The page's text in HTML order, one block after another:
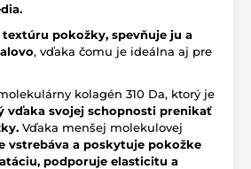
textúru pokožky, spevňuje ju a
, vďaka čomu je ideálna aj pre
kolagén 310 Da, ktorý je
vďaka svojej schopnosti prenikať
Vďaka menšej molekulovej
vstrebáva a poskytuje pokožke
podporuje elasticitu a